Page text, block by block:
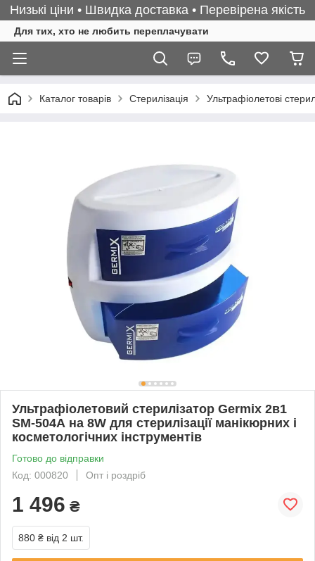
Низькі ціни • Швидка доставка • Перевірена якість
Для тих, хто не любить переплачувати
Каталог товарів Стерилізація Ультрафіолетові
Ультрафіолетовий стерилізатор Germix 2в1
SM-504А на 8W для стерилізації манікюрних і
косметологічних інструментів
Готово до відправки
Код: 000820
Опт і роздріб
1 496 ₴
880 ₴ від 2 шт.